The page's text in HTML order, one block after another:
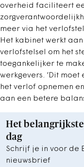
overheid faciliteert
meer via het
Het kabinet werkt
verlofstelsel om het
toegankelijker te
werkgevers. ‘Dit
het verlof opnemen
aan een betere
Het
dag
Schrijf je in voor de
nieuwsbrief